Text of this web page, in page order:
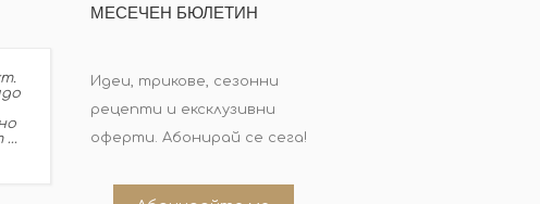
…
МЕСЕЧЕН БЮЛЕТИН
Идеи, трикове, сезонни
рецепти и ексклузивни
оферти. Абонирай се сега!